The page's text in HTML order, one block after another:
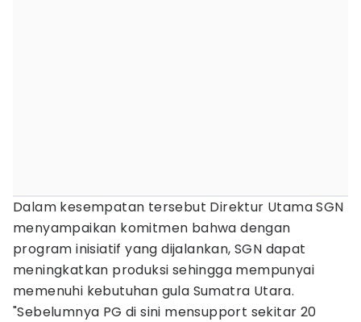
Dalam kesempatan tersebut Direktur Utama SGN
menyampaikan komitmen bahwa dengan
program inisiatif yang dijalankan, SGN dapat
meningkatkan produksi sehingga mempunyai
memenuhi kebutuhan gula Sumatra Utara.
"Sebelumnya PG di sini mensupport sekitar 20